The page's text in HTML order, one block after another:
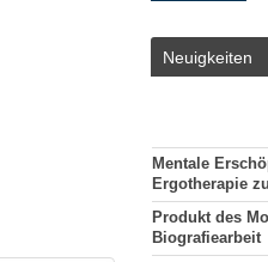
Neuigkeiten
Mentale
Ergotherapie
Produkt des
Biografiearbeit